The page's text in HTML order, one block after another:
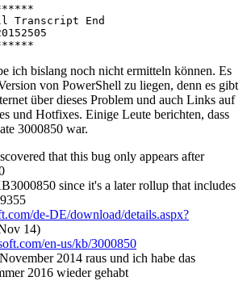
Transcript End
ich bislang noch nicht ermitteln können. Es
von PowerShell zu liegen, denn es gibt
über dieses Problem und auch Links auf
und Hotfixes. Einige Leute berichten, dass
3000850 war.
that this bug only appears after
since it's a later rollup that includes
de-DE/download/details.aspx?
14)
en-us/kb/3000850
2014 raus und ich habe das
2016 wieder gehabt